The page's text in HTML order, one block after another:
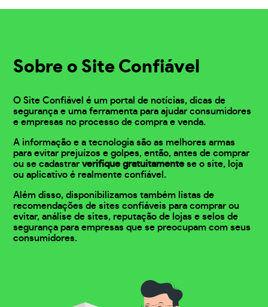
Sobre o Site Confiável
O Site Confiável é um portal de notícias, dicas de
segurança e uma ferramenta para ajudar consumidores
e empresas no processo de compra e venda.
A informação e a tecnologia são as melhores armas
para evitar prejuízos e golpes, então, antes de comprar
ou se cadastrarverifique gratuitamente se o site, loja
ou aplicativo é realmente confiável.
Além disso, disponibilizamos também listas de
recomendações de sites confiáveis para comprar ou
evitar, análise de sites, reputação de lojas e selos de
segurança para empresas que se preocupam com seus
consumidores.